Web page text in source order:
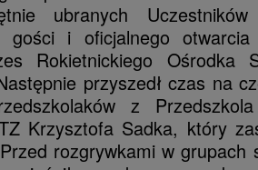
ubranych
gości i oficjalnego
Rokietnickiego Ośrodka
przyszedł czas na
z
Krzysztofa Sadka, który
rozgrywkami w grupach